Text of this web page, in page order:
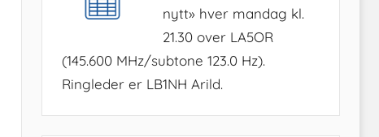
nytt» hver mandag kl.
21.30 over LA5OR
(145.600 MHz/subtone 123.0 Hz).
Ringleder er LB1NH Arild.